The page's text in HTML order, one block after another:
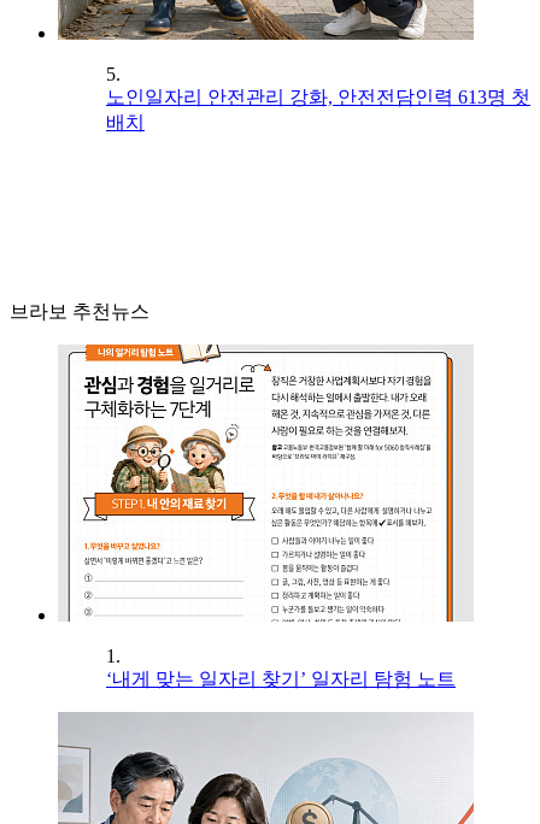
5.
노인일자리 안전관리 강화, 안전전담인력 613명 첫
배치
브라보 추천뉴스
1.
‘내게 맞는 일자리 찾기’ 일자리 탐험 노트